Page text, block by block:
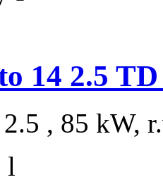
14 2.5
, 85 kW,
l